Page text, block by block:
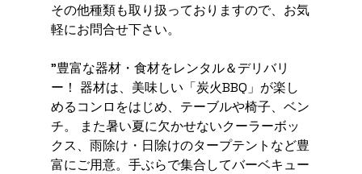
その他種類も取り扱っておりますので、お気
軽にお問合せ下さい。
"豊富な器材・食材をレンタル＆デリバリ
ー！ 器材は、美味しい「炭火BBQ」が楽し
めるコンロをはじめ、テーブルや椅子、ベン
チ。 また暑い夏に欠かせないクーラーボッ
クス、雨除け・日除けのタープテントなど豊
富にご用意。手ぶらで集合してバーベキュー